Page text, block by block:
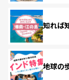
知れば
地球の